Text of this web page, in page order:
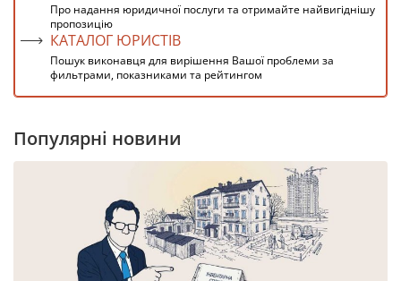
Про надання юридичної послуги та отримайте найвигіднішу
пропозицію
КАТАЛОГ ЮРИСТІВ
Пошук виконавця для вирішення Вашої проблеми за
фильтрами, показниками та рейтингом
Популярні новини